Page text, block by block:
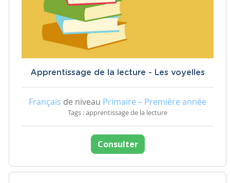
Apprentissage de la lecture - Les voyelles
Français de niveau Primaire – Première année
Tags : apprentissage de la lecture
Consulter